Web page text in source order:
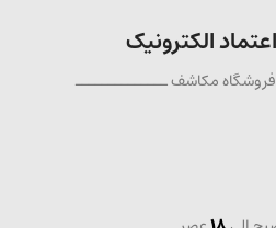
الکترونیک
فروشگاه مکاشف ــــــــــــــ